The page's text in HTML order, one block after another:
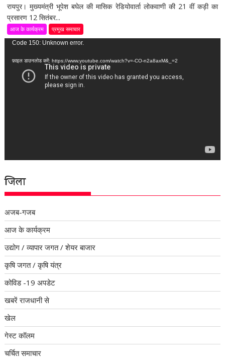
रायपुर। मुख्यमंत्री भूपेश बघेल की मासिक रेडियोवार्ता लोकवाणी की 21 वीं कड़ी का
प्रसारण 12 सितंबर...
आज के कार्यक्रम प्रमुख समाचार
वीडियो
Code 150: Unknown error.
फ़ाइल डाउनलोड करें: https://www.youtube.com/watch?v=-CO-n2a8axM&_=2
जिला
अजब-गजब
आज के कार्यक्रम
उद्योग / व्यापार जगत / शेयर बाजार
कृषि जगत / कृषि यंत्र
कोविड -19 अपडेट
खबरें राजधानी से
खेल
गेस्ट कॉलम
चर्चित समाचार